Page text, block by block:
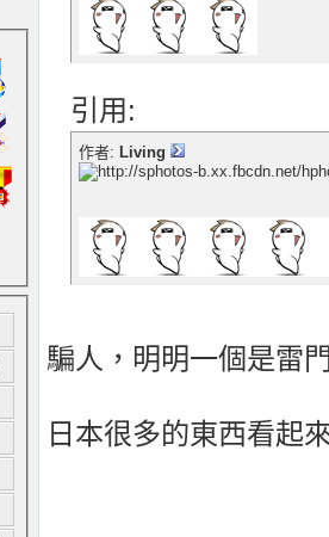
引用:
作者: Living
騙人，明明一個是雷
日本很多的東西看起